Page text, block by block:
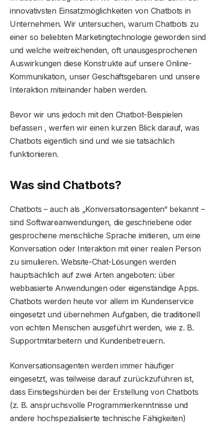
innovativsten Einsatzmöglichkeiten von Chatbots in
Unternehmen. Wir untersuchen, warum Chatbots zu
einer so beliebten Marketingtechnologie geworden sind
und welche weitreichenden, oft unausgesprochenen
Auswirkungen diese Konstrukte auf unsere Online-
Kommunikation, unser Geschäftsgebaren und unsere
Interaktion miteinander haben werden.
Bevor wir uns jedoch mit den Chatbot-Beispielen
befassen , werfen wir einen kurzen Blick darauf, was
Chatbots eigentlich sind und wie sie tatsächlich
funktionieren.
Was sind Chatbots?
Chatbots – auch als „Konversationsagenten“ bekannt –
sind Softwareanwendungen, die geschriebene oder
gesprochene menschliche Sprache imitieren, um eine
Konversation oder Interaktion mit einer realen Person
zu simulieren. Website-Chat-Lösungen werden
hauptsächlich auf zwei Arten angeboten: über
webbasierte Anwendungen oder eigenständige Apps.
Chatbots werden heute vor allem im Kundenservice
eingesetzt und übernehmen Aufgaben, die traditionell
von echten Menschen ausgeführt werden, wie z. B.
Supportmitarbeitern und Kundenbetreuern.
Konversationsagenten werden immer häufiger
eingesetzt, was teilweise darauf zurückzuführen ist,
dass Einstiegshürden bei der Erstellung von Chatbots
(z. B. anspruchsvolle Programmierkenntnisse und
andere hochspezialisierte technische Fähigkeiten)